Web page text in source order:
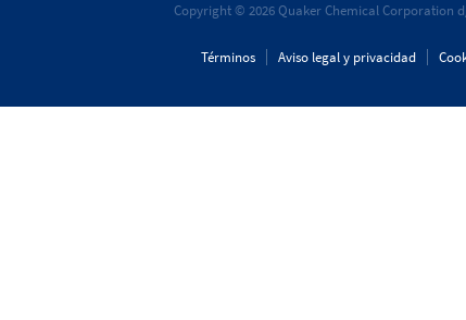
Copyright © 2026 Quaker Chemical Corporation
Términos Aviso legal y privacidad